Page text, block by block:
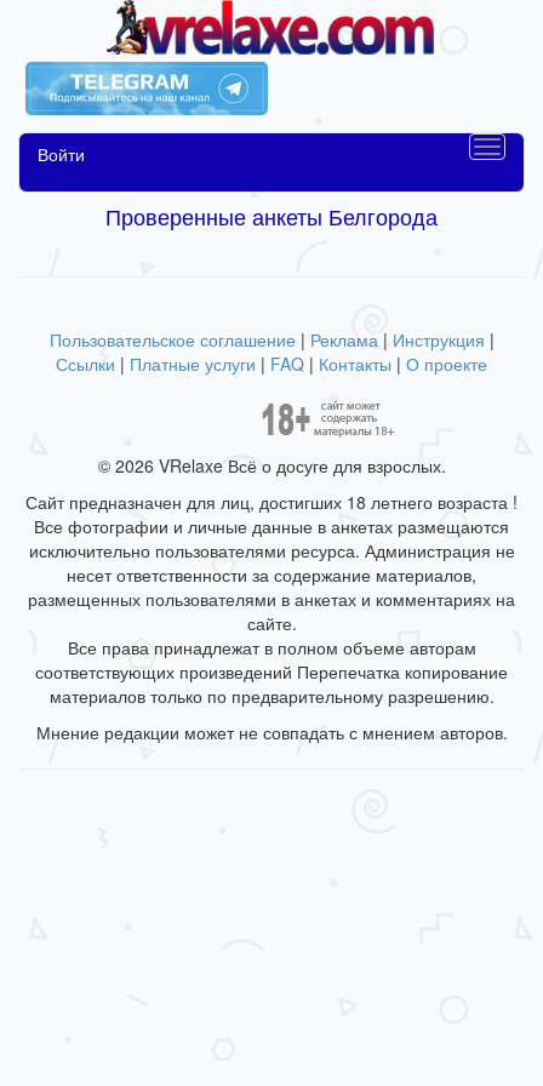
Войти
Проверенные анкеты Белгорода
Пользовательское соглашение | Реклама| Инструкция |
Ссылки | Платные услуги | FAQ | Контакты | О проекте
© 2026 VRelaxe Всё о досуге для взрослых.
Сайт предназначен для лиц, достигших 18 летнего возраста !
Все фотографии и личные данные в анкетах размещаются
исключительно пользователями ресурса. Администрация не
несет ответственности за содержание материалов,
размещенных пользователями в анкетах и комментариях на
сайте.
Все права принадлежат в полном объеме авторам
соответствующих произведений Перепечатка копирование
материалов только по предварительному разрешению.
Мнение редакции может не совпадать с мнением авторов.